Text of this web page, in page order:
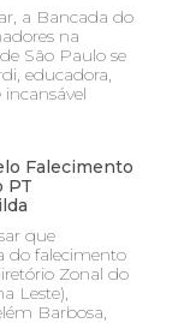
a Bancada do
na
São Paulo se
educadora,
Falecimento
PT
que
do falecimento
Zonal do
Leste),
Barbosa,